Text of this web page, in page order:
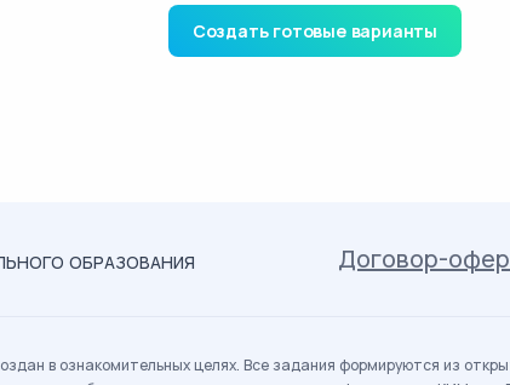
Создать готовые варианты
ОБРАЗОВАНИЯ Договор-
в ознакомительных целях. Все задания формируются из